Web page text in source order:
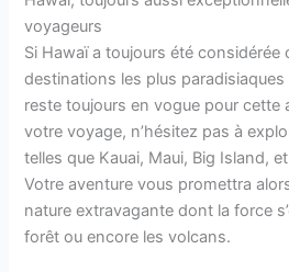
voyageurs
Si Hawaï a toujours été considérée
destinations les plus paradisiaques
reste toujours en vogue pour cette
votre voyage, n’hésitez pas à
telles que Kauai, Maui, Big Island,
Votre aventure vous promettra
nature extravagante dont la force
forêt ou encore les volcans.